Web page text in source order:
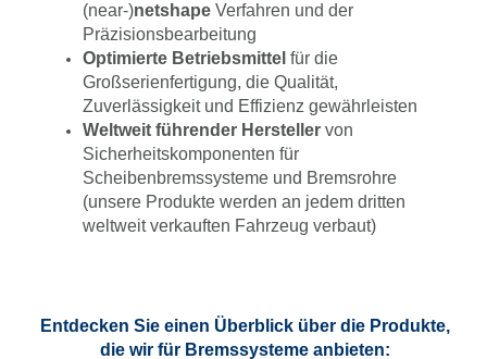
(near-)netshape Verfahren und der
Präzisionsbearbeitung
Optimierte Betriebsmittel für die
Großserienfertigung, die Qualität,
Zuverlässigkeit und Effizienz gewährleisten
Weltweit führender Hersteller von
Sicherheitskomponenten für
Scheibenbremssysteme und Bremsrohre
(unsere Produkte werden an jedem dritten
weltweit verkauften Fahrzeug verbaut)
Entdecken Sie einen Überblick über die Produkte,
die wir für Bremssysteme anbieten: